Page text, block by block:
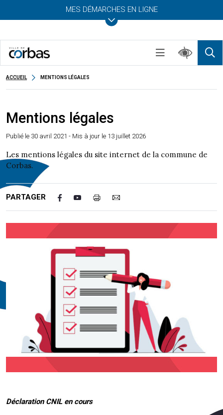
MES DÉMARCHES EN LIGNE
ACCUEIL MENTIONS LÉGALES
Mentions légales
Publié le 30 avril 2021 - Mis à jour le 13 juillet 2026
Les mentions légales du site internet de la commune de
Corbas.
PARTAGER
Déclaration CNIL en cours